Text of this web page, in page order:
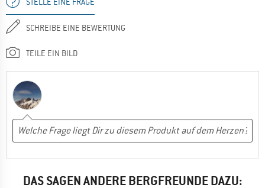
SCHREIBE EINE BEWERTUNG
TEILE EIN BILD
DAS SAGEN ANDERE BERGFREUNDE DAZU: